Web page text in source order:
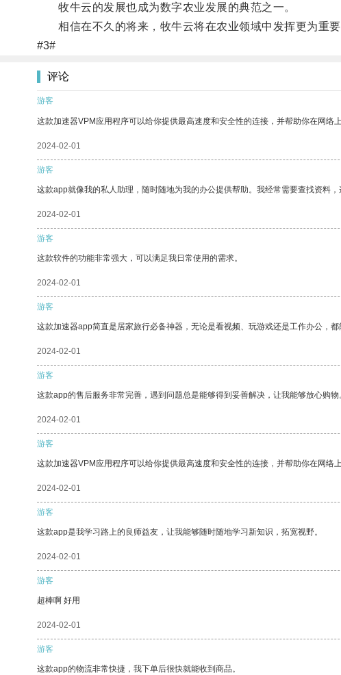
牧牛云的发展也成为数字农业发展的典范之一。
相信在不久的将来，牧牛云将在农业领域中发挥更为重要
#3#
评论
游客
这款加速器VPM应用程序可以给你提供最高速度和安全性的连接，并帮助你在网络上
2024-02-01
游客
这款app就像我的私人助理，随时随地为我的办公提供帮助。我经常需要查找资料
2024-02-01
游客
这款软件的功能非常强大，可以满足我日常使用的需求。
2024-02-01
游客
这款加速器app简直是居家旅行必备神器，无论是看视频、玩游戏还是工作办公，都
2024-02-01
游客
这款app的售后服务非常完善，遇到问题总是能够得到妥善解决，让我能够放心购物
2024-02-01
游客
这款加速器VPM应用程序可以给你提供最高速度和安全性的连接，并帮助你在网络上
2024-02-01
游客
这款app是我学习路上的良师益友，让我能够随时随地学习新知识，拓宽视野。
2024-02-01
游客
超棒啊 好用
2024-02-01
游客
这款app的物流非常快捷，我下单后很快就能收到商品。